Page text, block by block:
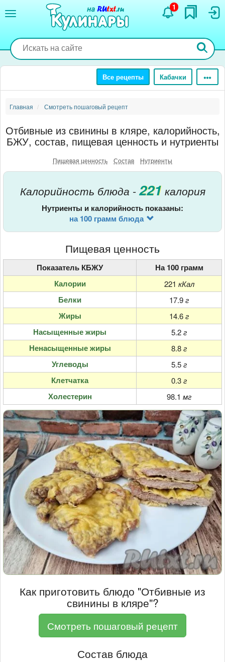
содержанию
1
Все рецепты Кабачки
Главная Смотреть пошаговый рецепт
Отбивные из свинины в кляре, калорийность,
БЖУ, состав, пищевая ценность и нутриенты
Пищевая ценность Состав Нутриенты
Калорийность блюда -221 калория
Нутриенты и калорийность показаны:
на 100 грамм блюда
Пищевая ценность
Показатель КБЖУ
На 100 грамм
Калории
221 кКал
Белки 17.9г
Жиры 14.6г
Насыщенные жиры 5.2г
Ненасыщенные жиры 8.8г
Углеводы 5.5г
Клетчатка 0.3г
Холестерин 98.1 мг
Как приготовить блюдо "Отбивные из
свинины в кляре"?
Смотреть пошаговый рецепт
Состав блюда